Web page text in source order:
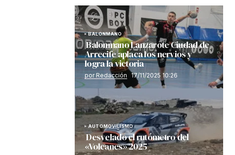
BALONMANO
Balonmano Lanzarote Ciudad de
Arrecife aplaca los nervios y
logra la victoria
por Redacción 17/11/2025 10:26
AUTOMOVILISMO
Desvelado el rutómetro del
«Volcanes» 2025